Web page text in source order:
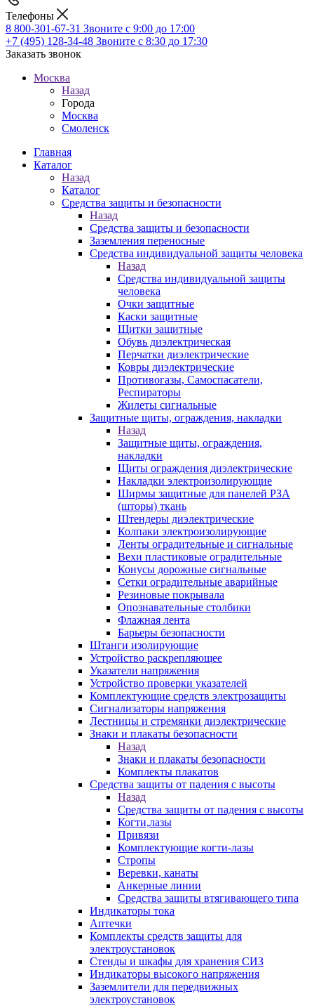
Телефоны
8 800-301-67-31 Звоните с 9:00 до 17:00
+7 (495) 128-34-48 Звоните с 8:30 до 17:30
Заказать звонок
Москва
Назад
Города
Москва
Смоленск
Главная
Каталог
Назад
Каталог
Средства защиты и безопасности
Назад
Средства защиты и безопасности
Заземления переносные
Средства индивидуальной защиты человека
Назад
Средства индивидуальной защиты
человека
Очки защитные
Каски защитные
Щитки защитные
Обувь диэлектрическая
Перчатки диэлектрические
Ковры диэлектрические
Противогазы, Самоспасатели,
Респираторы
Жилеты сигнальные
Защитные щиты, ограждения, накладки
Назад
Защитные щиты, ограждения,
накладки
Щиты ограждения диэлектрические
Накладки электроизолирующие
Ширмы защитные для панелей РЗА
(шторы) ткань
Штендеры диэлектрические
Колпаки электроизолирующие
Ленты оградительные и сигнальные
Вехи пластиковые оградительные
Конусы дорожные сигнальные
Сетки оградительные аварийные
Резиновые покрывала
Опознавательные столбики
Флажная лента
Барьеры безопасности
Штанги изолирующие
Устройство раскрепляющее
Указатели напряжения
Устройство проверки указателей
Комплектующие средств электрозащиты
Сигнализаторы напряжения
Лестницы и стремянки диэлектрические
Знаки и плакаты безопасности
Назад
Знаки и плакаты безопасности
Комплекты плакатов
Средства защиты от падения с высоты
Назад
Средства защиты от падения с высоты
Когти,лазы
Привязи
Комплектующие когти-лазы
Стропы
Веревки, канаты
Анкерные линии
Средства защиты втягивающего типа
Индикаторы тока
Аптечки
Комплекты средств защиты для
электроустановок
Стенды и шкафы для хранения СИЗ
Индикаторы высокого напряжения
Заземлители для передвижных
электроустановок